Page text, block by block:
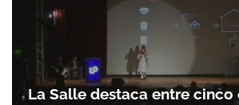
La Salle destaca entre cinco